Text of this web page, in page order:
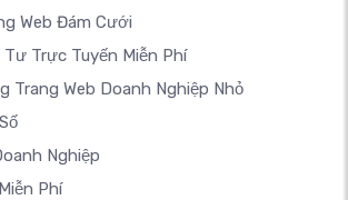
Web Đám Cưới
Tư Trực Tuyến Miễn Phí
Trang Web Doanh Nghiệp Nhỏ
Nghiệp
Phí